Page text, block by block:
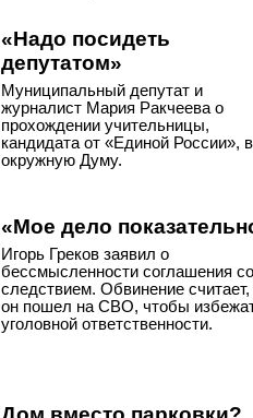
«Надо посидеть
депутатом»
Муниципальный депутат и
журналист Мария Ракчеева о
прохождении учительницы,
кандидата от «Единой России», в
окружную Думу.
«Мое дело
Игорь Греков заявил о
бессмысленности соглашения со
следствием. Обвинение считает,
он пошел на СВО, чтобы
уголовной ответственности.